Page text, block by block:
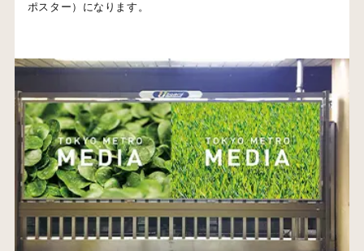
ポスター）になります。